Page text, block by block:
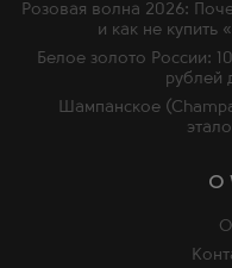
O
Розовая волна 2026:
и как не купить
Белое золото России:
рублей
Шампанское